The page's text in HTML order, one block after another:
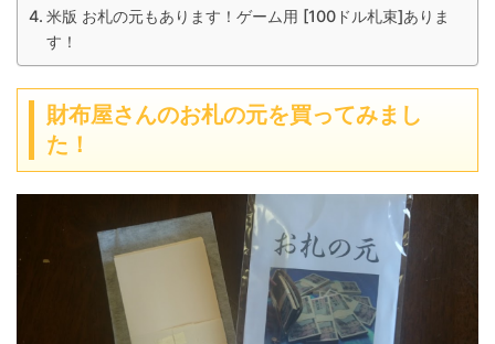
米版 お札の元もあります！ゲーム用 [100ドル札束]ありま
す！
財布屋さんのお札の元を買ってみまし
た！